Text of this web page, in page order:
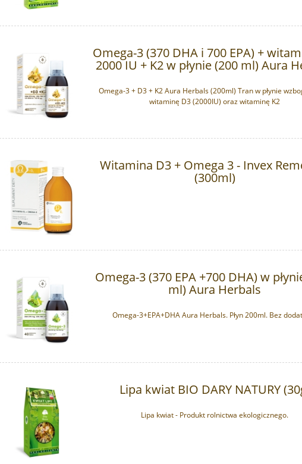
Delbet - chlorek magnezu DUŻA
PORCJA - 10 szt
389,90 zł
Cena regularna:
do koszyka
Sól Ojca Beno - Magnez
Redox Pokrywka (80g)
Omega-3 (370 DHA i 700 EPA) +
2000 IU + K2 w płynie (200 ml) Aura
Omega-3 + D3 + K2 Aura Herbals (200ml) Tran w płynie
witaminę D3 (2000IU) oraz witaminę K2
Witamina D3 + Omega 3 - Invex
(300ml)
Omega-3 (370 EPA +700 DHA) w
ml) Aura Herbals
Omega-3+EPA+DHA Aura Herbals. Płyn 200ml. Bez
Lipa kwiat BIO DARY NATURY
Lipa kwiat - Produkt rolnictwa ekologicznego.